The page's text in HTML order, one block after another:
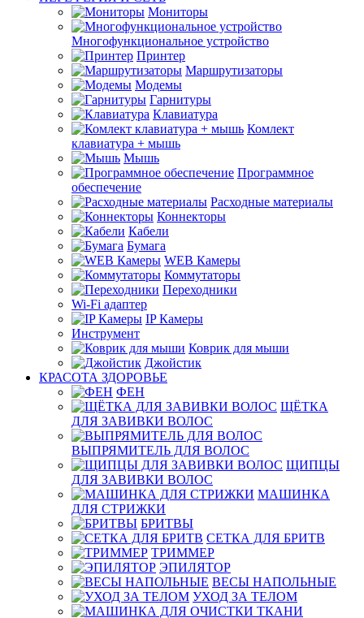
Мониторы
Многофункциональное устройство
Принтер
Маршрутизаторы
Модемы
Гарнитуры
Клавиатура
Комлект
клавиатура + мышь
Мышь
Программное
обеспечение
Расходные материалы
Коннекторы
Кабели
Бумага
WEB Камеры
Коммутаторы
Переходники
Wi-Fi адаптер
IP Камеры
Инструмент
Коврик для мыши
Джойстик
КРАСОТА ЗДОРОВЬЕ
ФЕН
ЩЁТКА
ДЛЯ ЗАВИВКИ ВОЛОС
ВЫПРЯМИТЕЛЬ ДЛЯ ВОЛОС
ЩИПЦЫ
ДЛЯ ЗАВИВКИ ВОЛОС
МАШИНКА
ДЛЯ СТРИЖКИ
БРИТВЫ
СЕТКА ДЛЯ БРИТВ
ТРИММЕР
ЭПИЛЯТОР
ВЕСЫ НАПОЛЬНЫЕ
УХОД ЗА ТЕЛОМ